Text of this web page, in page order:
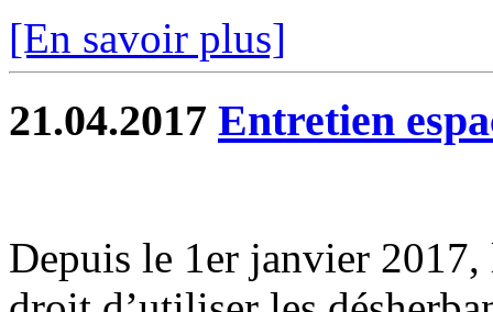
[En savoir plus]
21.04.2017 Entretien
Depuis le 1er janvier